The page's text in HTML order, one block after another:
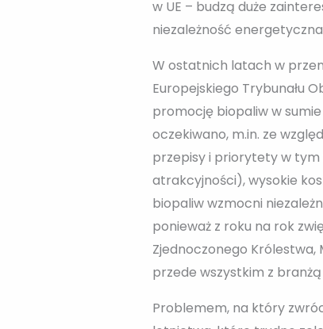
w UE – budzą duże
niezależność
W ostatnich latach w
Europejskiego Trybunału
promocję biopaliw w
oczekiwano, m.in. ze
przepisy i priorytety w tym
atrakcyjności), wysokie
biopaliw wzmocni
ponieważ z roku na rok
Zjednoczonego Królestwa,
przede wszystkim z
Problemem, na który